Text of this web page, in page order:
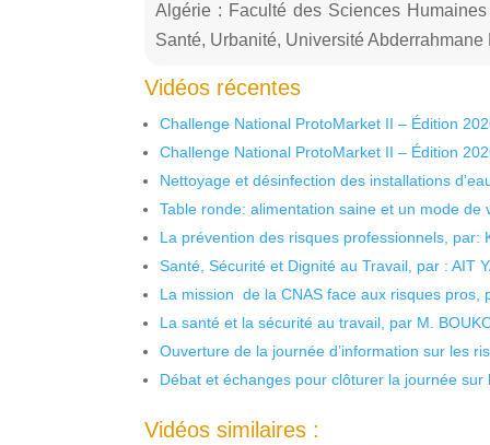
Algérie : Faculté des Sciences
Santé, Urbanité, Université
Vidéos récentes
Challenge National ProtoMarket II – Édition
Challenge National ProtoMarket II – Édition
Nettoyage et désinfection des installations
Table ronde: alimentation saine et un mode de
La prévention des risques professionnels, par:
Santé, Sécurité et Dignité au Travail, par : AIT
La mission de la CNAS face aux risques pros,
La santé et la sécurité au travail, par M.
Ouverture de la journée d’information sur les
Débat et échanges pour clôturer la journée sur
Vidéos similaires :